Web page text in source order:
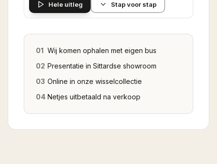
Hele uitleg Stap voor stap
01 Wij komen ophalen met eigen bus
02 Presentatie in Sittardse showroom
03 Online in onze wisselcollectie
04 Netjes uitbetaald na verkoop